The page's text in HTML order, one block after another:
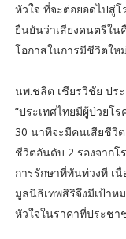
หัวใจ ที่จะต่อยอดไปสู่
ยืนยันว่าเสียงดนตรีใน
โอกาสในการมีชีวิตให
นพ.ชลิต เชียรวิชัย ปร
“ประเทศไทยมีผู้ป่วยโ
30 นาทีจะมีคนเสียชีวิ
ชีวิตอันดับ 2 รองจากโ
การรักษาที่ทันท่วงที เ
มูลนิธิเทพสิริจึงมีเป้าห
หัวใจในราคาที่ประชา